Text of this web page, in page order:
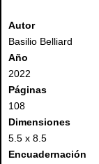
Autor
Basilio Belliard
Año
2022
Páginas
108
Dimensiones
5.5 x 8.5
Encuadernación